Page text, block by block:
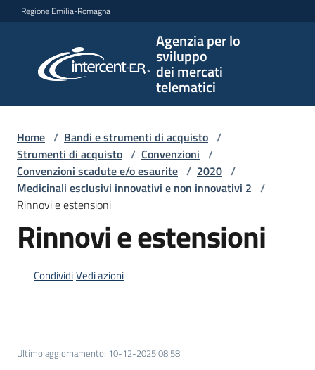
Vai al contenuto
Vai alla navigazione
Vai al footer
Regione Emilia-Romagna
Agenzia per lo
sviluppo
dei mercati
telematici
per lo
sviluppo
telematici
L'Agenzia
Home / Bandi e strumenti di acquisto /
Strumenti di acquisto / Convenzioni /
Convenzioni scadute e/o esaurite / 2020 /
Medicinali esclusivi innovativi e non innovativi 2 /
Rinnovi e estensioni
Rinnovi e estensioni
CondividiVedi azioni
Ultimo aggiornamento: 10-12-2025 08:58